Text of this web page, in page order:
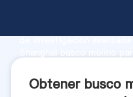
de investigación
clientes.
Obtener busco